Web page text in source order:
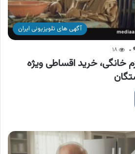
آگهی های تلویزیونی ایران
۰ ۱۸
خانگی، خرید اقساطی ویژه